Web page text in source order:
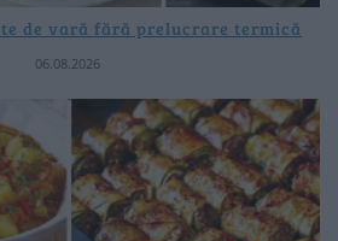
de vară fără prelucrare termică
06.08.2026